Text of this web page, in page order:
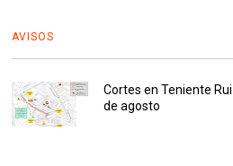
AVISOS
Cortes en Teniente
de agosto